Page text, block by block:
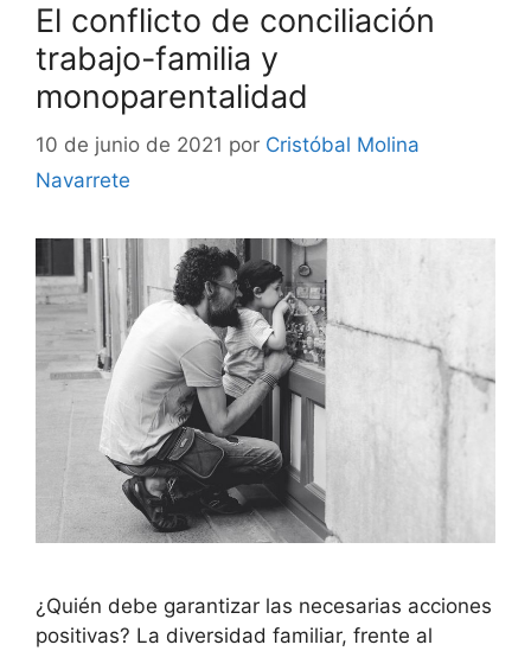
El conflicto de conciliación
trabajo-familia y
monoparentalidad
10 de junio de 2021 por Cristóbal Molina
Navarrete
¿Quién debe garantizar las necesarias acciones
positivas? La diversidad familiar, frente al